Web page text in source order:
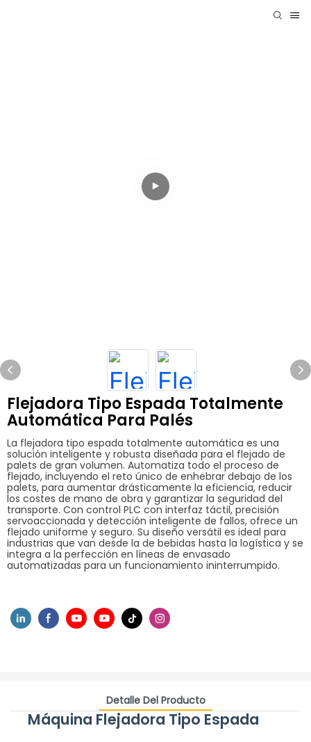
Flejadora Tipo Espada Totalmente
Automática Para Palés
La flejadora tipo espada totalmente automática es una
solución inteligente y robusta diseñada para el flejado de
palets de gran volumen. Automatiza todo el proceso de
flejado, incluyendo el reto único de enhebrar debajo de los
palets, para aumentar drásticamente la eficiencia, reducir
los costes de mano de obra y garantizar la seguridad del
transporte. Con control PLC con interfaz táctil, precisión
servoaccionada y detección inteligente de fallos, ofrece un
flejado uniforme y seguro. Su diseño versátil es ideal para
industrias que van desde la de bebidas hasta la logística y se
integra a la perfección en líneas de envasado
automatizadas para un funcionamiento ininterrumpido.
Detalle Del Producto
Máquina Flejadora Tipo Espada